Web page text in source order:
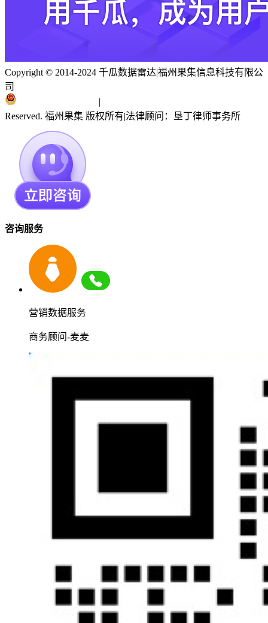
Copyright © 2014-2024 千瓜数据雷达|福州果集信息科技有限公
司
|
Reserved. 福州果集 版权所有|法律顾问：垦丁律师事务所
咨询服务
营销数据服务
商务顾问-麦麦